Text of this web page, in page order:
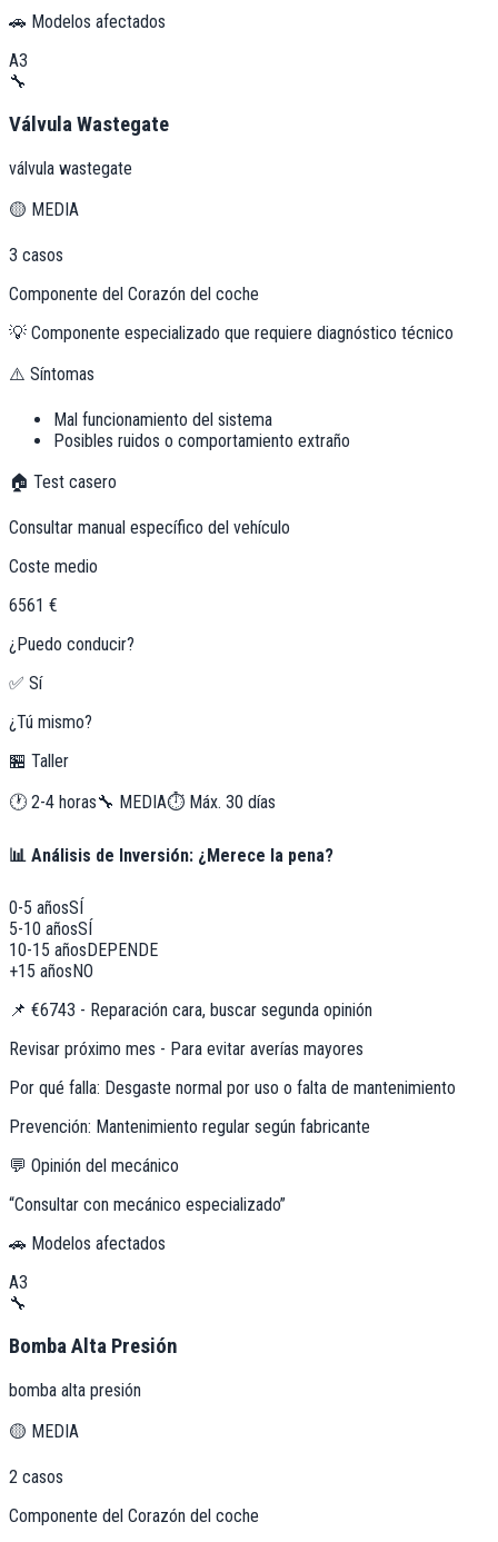
🚗 Modelos afectados
A3
🔧
Válvula Wastegate
válvula wastegate
🟡 MEDIA
3 casos
Componente del Corazón del coche
💡 Componente especializado que requiere diagnóstico técnico
⚠️ Síntomas
Mal funcionamiento del sistema
Posibles ruidos o comportamiento extraño
🏠 Test casero
Consultar manual específico del vehículo
Coste medio
6561 €
¿Puedo conducir?
✅ Sí
¿Tú mismo?
🏪 Taller
🕐 2-4 horas🔧 MEDIA⏱️ Máx. 30 días
📊 Análisis de Inversión: ¿Merece la pena?
0-5 añosSÍ
5-10 añosSÍ
10-15 añosDEPENDE
+15 añosNO
📌 €6743 - Reparación cara, buscar segunda opinión
Revisar próximo mes - Para evitar averías mayores
Por qué falla: Desgaste normal por uso o falta de mantenimiento
Prevención: Mantenimiento regular según fabricante
💬 Opinión del mecánico
“Consultar con mecánico especializado”
🚗 Modelos afectados
A3
🔧
Bomba Alta Presión
bomba alta presión
🟡 MEDIA
2 casos
Componente del Corazón del coche